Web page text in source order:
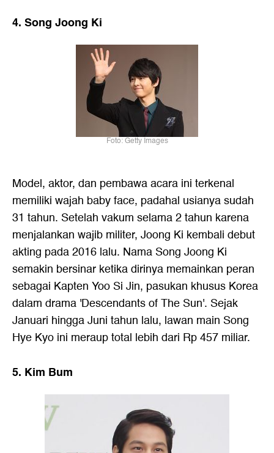
4. Song Joong Ki
Foto: Getty Images
Model, aktor, dan pembawa acara ini terkenal
memiliki wajah baby face, padahal usianya sudah
31 tahun. Setelah vakum selama 2 tahun karena
menjalankan wajib militer, Joong Ki kembali debut
akting pada 2016 lalu. Nama Song Joong Ki
semakin bersinar ketika dirinya memainkan peran
sebagai Kapten Yoo Si Jin, pasukan khusus Korea
dalam drama 'Descendants of The Sun'. Sejak
Januari hingga Juni tahun lalu, lawan main Song
Hye Kyo ini meraup total lebih dari Rp 457 miliar.
5. Kim Bum